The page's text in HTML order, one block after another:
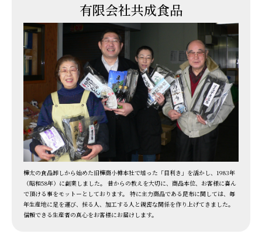
有限会社共成食品
樺太の食品卸しから始めた旧樺商小樽本社で培った「目利き」を活かし、1983年
（昭和58年）に創業しました。 昔からの教えを大切に、商品本位、お客様に喜ん
で頂ける事をモットーとしております。 特に主力商品である昆布に関しては、毎
年生産地に足を運び、採る人、加工する人と親密な関係を作り上げてきました。
信頼できる生産者の真心をお客様にお届けします。